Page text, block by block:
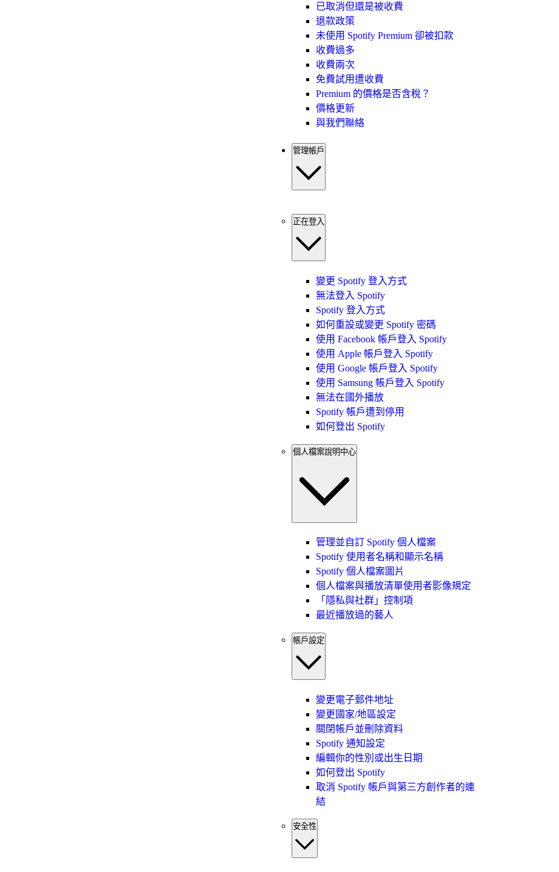
已取消但還是被收費
退款政策
未使用 Spotify Premium 卻被扣款
收費過多
收費兩次
免費試用遭收費
Premium 的價格是否含稅？
價格更新
與我們聯絡
管理帳戶
正在登入
變更 Spotify 登入方式
無法登入 Spotify
Spotify 登入方式
如何重設或變更 Spotify 密碼
使用 Facebook 帳戶登入 Spotify
使用 Apple 帳戶登入 Spotify
使用 Google 帳戶登入 Spotify
使用 Samsung 帳戶登入 Spotify
無法在國外播放
Spotify 帳戶遭到停用
如何登出 Spotify
個人檔案說明中心
管理並自訂 Spotify 個人檔案
Spotify 使用者名稱和顯示名稱
Spotify 個人檔案圖片
個人檔案與播放清單使用者影像規定
「隱私與社群」控制項
最近播放過的藝人
帳戶設定
變更電子郵件地址
變更國家/地區設定
關閉帳戶並刪除資料
Spotify 通知設定
編輯你的性別或出生日期
如何登出 Spotify
取消 Spotify 帳戶與第三方創作者的連
結
安全性